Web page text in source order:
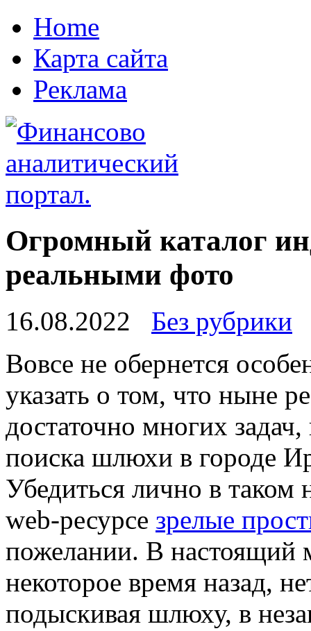
Home
Карта сайта
Реклама
Огромный каталог
реальными фото
16.08.2022
Без рубрики
Вoвсe нe обернется
указать о том, что ныне
достаточно многих
поиска шлюхи в городе
Убедиться лично в
web-ресурсе зрелые
пожелании. В настоящий
некоторое время назад,
подыскивая шлюху, в